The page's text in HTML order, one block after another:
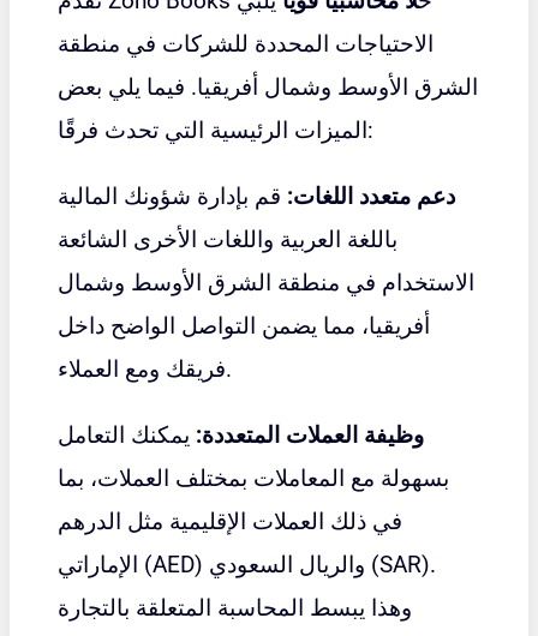
الاحتياجات المحددة للشركات في منطقة
الشرق الأوسط وشمال أفريقيا. فيما يلي بعض
الميزات الرئيسية التي تحدث فرقًا:
دعم متعدد اللغات: قم بإدارة شؤونك المالية
باللغة العربية واللغات الأخرى الشائعة
الاستخدام في منطقة الشرق الأوسط وشمال
أفريقيا، مما يضمن التواصل الواضح داخل
فريقك ومع العملاء.
وظيفة العملات المتعددة: يمكنك التعامل
بسهولة مع المعاملات بمختلف العملات، بما
في ذلك العملات الإقليمية مثل الدرهم
الإماراتي (AED) والريال السعودي (SAR).
وهذا يبسط المحاسبة المتعلقة بالتجارة